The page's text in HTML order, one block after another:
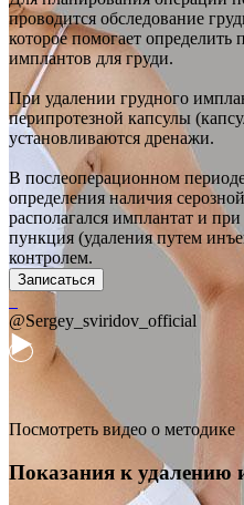
проводится обследование
которое помогает определить
имплантов для груди.
При удалении грудного
перипротезной капсулы
установливаются дренажи.
В послеоперационном
определения наличия
располагался имплантат и
пункция (удаления путем
контролем.
Записаться
@Sergey_sviridov_official
Посмотреть видео о методике
Показания к удалению